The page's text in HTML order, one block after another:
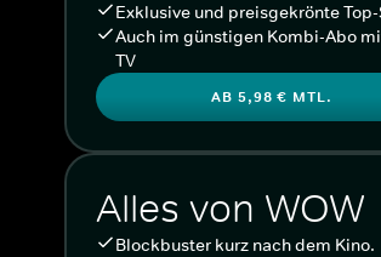
Exklusive und preisgekrönte
Auch im günstigen Kombi-Abo
TV
AB 5,98 € MTL.
Alles von WOW
Blockbuster kurz nach dem Kino.